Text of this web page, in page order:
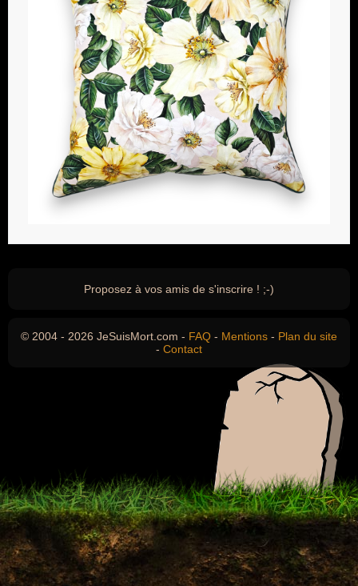
Proposez à vos amis de s'inscrire ! ;-)
© 2004 - 2026 JeSuisMort.com - FAQ - Mentions - Plan du site
- Contact